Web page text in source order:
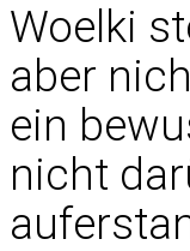
Woelki
aber
ein
nicht